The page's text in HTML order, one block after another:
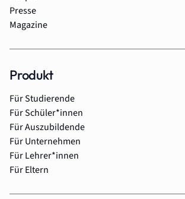
Presse
Magazine
Produkt
Für Studierende
Für Schüler*innen
Für Auszubildende
Für Unternehmen
Für Lehrer*innen
Für Eltern